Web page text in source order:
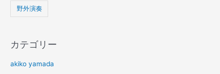
野外演奏
カテゴリー
akiko yamada